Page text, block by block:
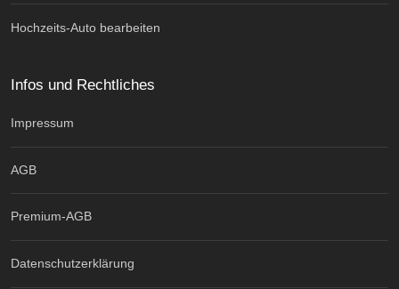
Hochzeits-Auto bearbeiten
Infos und Rechtliches
Impressum
AGB
Premium-AGB
Datenschutzerklärung